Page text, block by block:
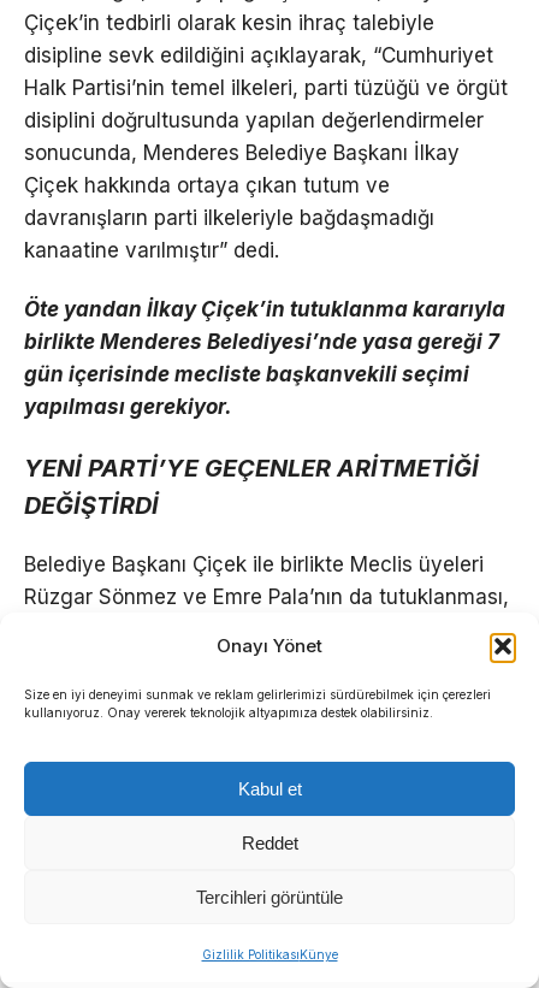
Onayı Yönet
Size en iyi deneyimi sunmak ve reklam gelirlerimizi sürdürebilmek için çerezleri
kullanıyoruz. Onay vererek teknolojik altyapımıza destek olabilirsiniz.
Kabul et
Reddet
Tercihleri görüntüle
Gizlilik PolitikasıKünye
Çiçek’in tedbirli olarak kesin ihraç talebiyle
disipline sevk edildiğini açıklayarak, “Cumhuriyet
Halk Partisi’nin temel ilkeleri, parti tüzüğü ve örgüt
disiplini doğrultusunda yapılan değerlendirmeler
sonucunda, Menderes Belediye Başkanı İlkay
Çiçek hakkında ortaya çıkan tutum ve
davranışların parti ilkeleriyle bağdaşmadığı
kanaatine varılmıştır” dedi.
Öte yandan İlkay Çiçek’in tutuklanma kararıyla
birlikte Menderes Belediyesi’nde yasa gereği 7
gün içerisinde mecliste başkanvekili seçimi
yapılması gerekiyor.
YENİ PARTİ’YE GEÇENLER ARİTMETİĞİ
DEĞİŞTİRDİ
Belediye Başkanı Çiçek ile birlikte Meclis üyeleri
Rüzgar Sönmez ve Emre Pala’nın da tutuklanması,
belediye meclisindeki sandalye dağılımını baştan
Seçimlerden sonra 18 sandalyeye sahip olan
tutuklamalar sonrası CHP’nin üye sayısı 6’ya
düştü. YENİ Parti’nin 10 meclis üyesine sahip
olduğu Menderes’te Cumhur İttifakı’nın 11,